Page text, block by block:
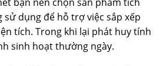
bạn nên chọn sản phẩm tích
sử dụng để hỗ trợ việc sắp xếp
tích. Trong khi lại phát huy tính
sinh hoạt thường ngày.